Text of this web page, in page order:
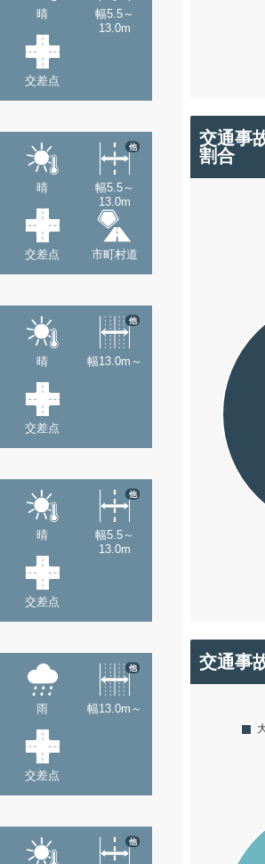
晴
幅5.5～
13.0m
交差点
晴
幅5.5～
13.0m
他
交差点 市町村道
晴 幅13.0m～
他
交差点
晴
幅5.5～
13.0m
他
交差点
雨 幅13.0m～
他
交差点
他
交通事
割合
交通事